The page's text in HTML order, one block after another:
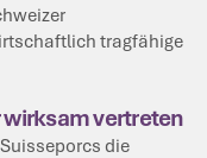
tragfähige
vertreten
die